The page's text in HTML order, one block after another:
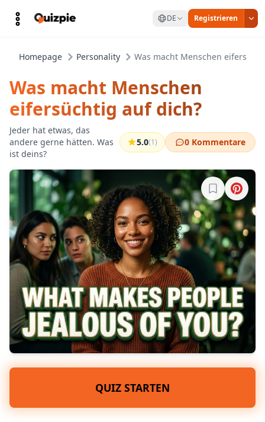
DE Registrieren
Homepage Personality Was macht Menschen
Was macht Menschen
eifersüchtig auf dich?
Jeder hat etwas, das
andere gerne hätten. Was
ist deins?
5.0(1) 0 Kommentare
Melde dich
QUIZ STARTEN